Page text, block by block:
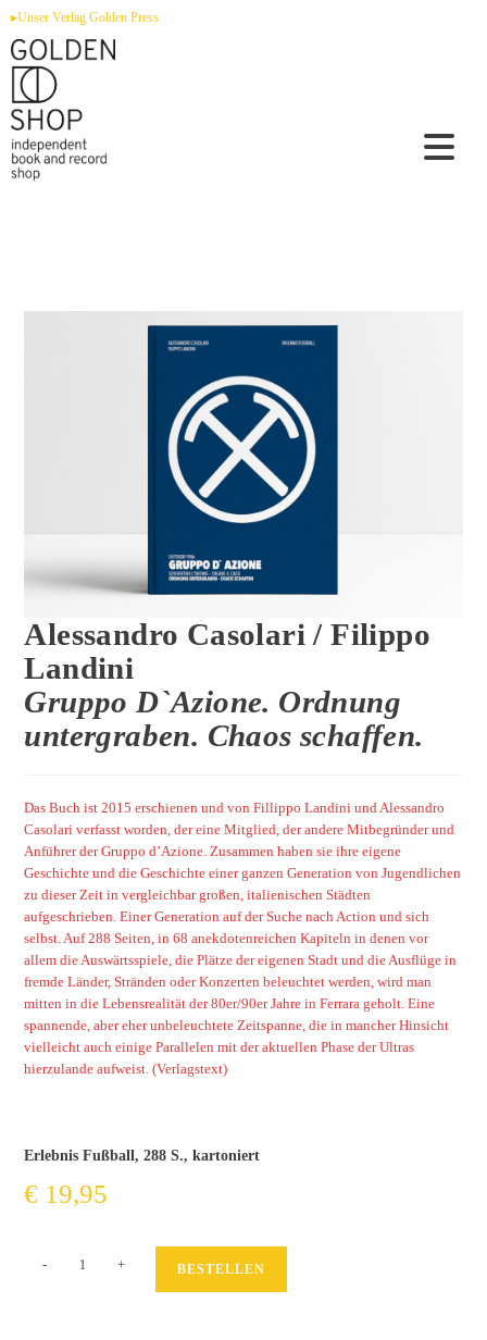
Zum
springen
▸Unser Verlag Golden Press
Alessandro Casolari / Filippo
Landini
Gruppo D`Azione. Ordnung
untergraben. Chaos schaffen.
Das Buch ist 2015 erschienen und von Fillippo Landini und Alessandro
Casolari verfasst worden, der eine Mitglied, der andere Mitbegründer und
Anführer der Gruppo d’Azione. Zusammen haben sie ihre eigene
Geschichte und die Geschichte einer ganzen Generation von Jugendlichen
zu dieser Zeit in vergleichbar großen, italienischen Städten
aufgeschrieben. Einer Generation auf der Suche nach Action und sich
selbst. Auf 288 Seiten, in 68 anekdotenreichen Kapiteln in denen vor
allem die Auswärtsspiele, die Plätze der eigenen Stadt und die Ausflüge in
fremde Länder, Stränden oder Konzerten beleuchtet werden, wird man
mitten in die Lebensrealität der 80er/90er Jahre in Ferrara geholt. Eine
spannende, aber eher unbeleuchtete Zeitspanne, die in mancher Hinsicht
vielleicht auch einige Parallelen mit der aktuellen Phase der Ultras
hierzulande aufweist. (Verlagstext)
Erlebnis Fußball, 288 S., kartoniert
€ 19,95
- + BESTELLEN